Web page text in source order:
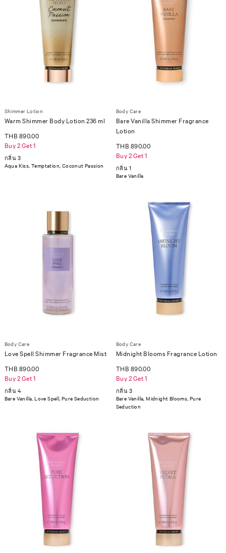
Shimmer Lotion
Warm Shimmer Body Lotion 236 ml
THB 890.00
Buy 2 Get 1
กลิ่น 3
Aqua Kiss, Temptation, Coconut Passion
Body Care
Bare Vanilla Shimmer Fragrance
Lotion
THB 890.00
Buy 2 Get 1
กลิ่น 1
Bare Vanilla
Body Care
Love Spell Shimmer Fragrance Mist
THB 890.00
Buy 2 Get 1
กลิ่น 4
Bare Vanilla, Love Spell, Pure Seduction
Body Care
Midnight Blooms Fragrance Lotion
THB 890.00
Buy 2 Get 1
กลิ่น 3
Bare Vanilla, Midnight Blooms, Pure
Seduction